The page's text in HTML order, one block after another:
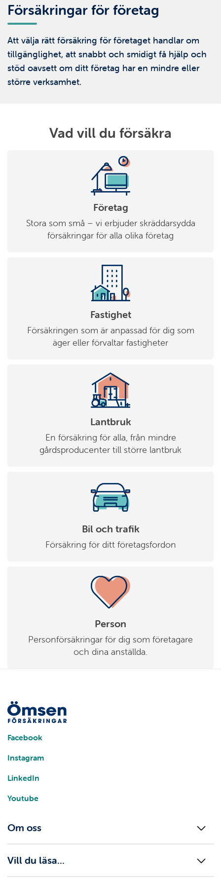
Försäkringar för företag
Att välja rätt försäkring för företaget handlar om
tillgänglighet, att snabbt och smidigt få hjälp och
stöd oavsett om ditt företag har en mindre eller
större verksamhet.
Vad vill du försäkra
Företag
Stora som små – vi erbjuder skräddarsydda
försäkringar för alla olika företag
Fastighet
Försäkringen som är anpassad för dig som
äger eller förvaltar fastigheter
Lantbruk
En försäkring för alla, från mindre
gårdsproducenter till större lantbruk
Bil och trafik
Försäkring för ditt företagsfordon
Person
Personförsäkringar för dig som företagare
och dina anställda.
Facebook
Instagram
LinkedIn
Youtube
Om oss
Vill du läsa...